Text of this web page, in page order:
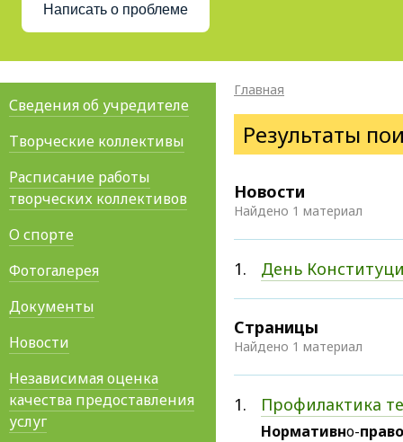
Написать о проблеме
Главная
Результаты
Новости
Найдено 1 материал
1. День
Страницы
Найдено 1 материал
1. Профилактика
Нормативно-
Сведения об учредителе
Творческие коллективы
Расписание работы
творческих коллективов
О спорте
Фотогалерея
Документы
Новости
Независимая оценка
качества предоставления
услуг